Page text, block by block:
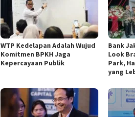
WTP Kedelapan Adalah Wujud
Komitmen BPKH Jaga
Kepercayaan Publik
Bank
Look
Park,
yang